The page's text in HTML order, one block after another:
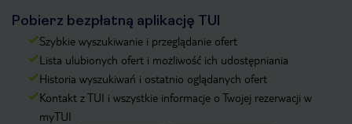
Pobierz bezpłatną aplikację TUI
Szybkie wyszukiwanie i przeglądanie ofert
Lista ulubionych ofert i możliwość ich udostępniania
Historia wyszukiwań i ostatnio oglądanych ofert
Kontakt z TUI i wszystkie informacje o Twojej rezerwacji w
myTUI